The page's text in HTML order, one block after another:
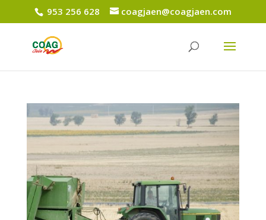
953 256 628 coagjaen@coagjaen.com